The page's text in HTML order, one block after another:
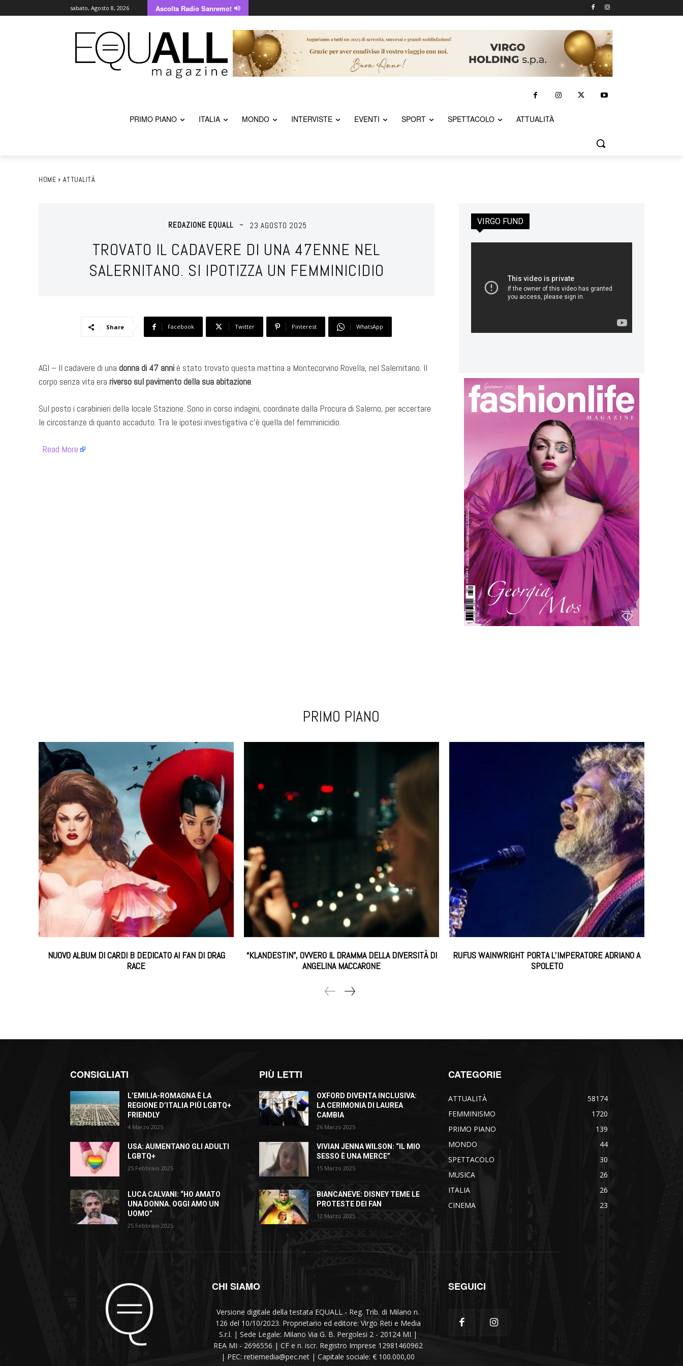
sabato, Agosto 8, 2026 Ascolta Radio Sanremo!
PRIMO PIANO ITALIA MONDO INTERVISTE EVENTI SPORT SPETTACOLO ATTUALITÀ
HOME ATTUALITÀ
REDAZIONE EQUALL 23 AGOSTO 2025
TROVATO IL CADAVERE DI UNA 47ENNE NEL
SALERNITANO. SI IPOTIZZA UN FEMMINICIDIO
Share Facebook Twitter Pinterest WhatsApp
AGI – Il cadavere di una donna di 47 anniè stato trovato questa mattina a Montecorvino Rovella, nel Salernitano. Il
corpo senza vita era riverso sul pavimento della sua abitazione.
Sul posto i carabinieri della locale Stazione. Sono in corso indagini, coordinate dalla Procura di Salerno, per accertare
le circostanze di quanto accaduto. Tra le ipotesi investigativa c’è quella del femminicidio.
Read More
VIRGO FUND
PRIMO PIANO
NUOVO ALBUM DI CARDI B DEDICATO AI FAN DI DRAG
RACE
“KLANDESTIN”, OVVERO IL DRAMMA DELLA DIVERSITÀ DI
ANGELINA MACCARONE
RUFUS WAINWRIGHT PORTA L’IMPERATORE ADRIANO A
SPOLETO
CONSIGLIATI
L’EMILIA-ROMAGNA È LA
REGIONE D’ITALIA PIÙ LGBTQ+
FRIENDLY
4 Marzo 2025
USA: AUMENTANO GLI ADULTI
LGBTQ+
25 Febbraio 2025
LUCA CALVANI: “HO AMATO
UNA DONNA. OGGI AMO UN
UOMO”
25 Febbraio 2025
PIÙ LETTI
OXFORD DIVENTA INCLUSIVA:
LA CERIMONIA DI LAUREA
CAMBIA
26 Marzo 2025
VIVIAN JENNA WILSON: “IL MIO
SESSO È UNA MERCE”
15 Marzo 2025
BIANCANEVE: DISNEY TEME LE
PROTESTE DEI FAN
12 Marzo 2025
CATEGORIE
ATTUALITÀ
58174
FEMMINISMO
1720
PRIMO PIANO
139
MONDO
44
SPETTACOLO
30
MUSICA
26
ITALIA
26
CINEMA
23
CHI SIAMO
Versione digitale della testata EQUALL - Reg. Trib. di Milano n.
126 del 10/10/2023. Proprietario ed editore: Virgo Reti e Media
S.r.l. | Sede Legale: Milano Via G. B. Pergolesi 2 - 20124 MI |
REA MI - 2696556 | CF e n. iscr. Registro Imprese 12981460962
| PEC: retiemedia@pec.net | Capitale sociale: € 100.000,00
SEGUICI